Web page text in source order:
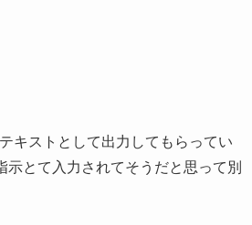
キストとして出力してもらってい
とて入力されてそうだと思って別